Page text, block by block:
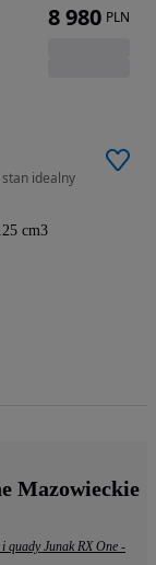
stan idealny
cm3
8 980 PLN
Mazowieckie
quady Junak RX One -